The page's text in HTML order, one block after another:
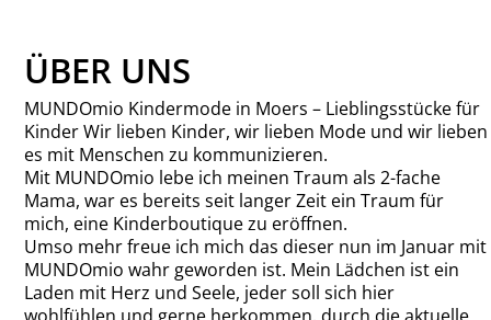
ÜBER UNS
MUNDOmio Kindermode in Moers – Lieblingsstücke für
Kinder Wir lieben Kinder, wir lieben Mode und wir lieben
es mit Menschen zu kommunizieren.
Mit MUNDOmio lebe ich meinen Traum als 2-fache
Mama, war es bereits seit langer Zeit ein Traum für
mich, eine Kinderboutique zu eröffnen.
Umso mehr freue ich mich das dieser nun im Januar mit
MUNDOmio wahr geworden ist. Mein Lädchen ist ein
Laden mit Herz und Seele, jeder soll sich hier